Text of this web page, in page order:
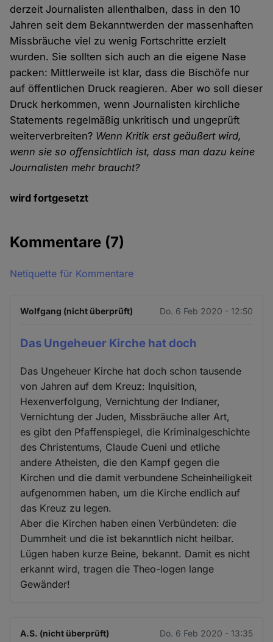
derzeit Journalisten allenthalben, dass in den 10
Jahren seit dem Bekanntwerden der massenhaften
Missbräuche viel zu wenig Fortschritte erzielt
wurden. Sie sollten sich auch an die eigene Nase
packen: Mittlerweile ist klar, dass die Bischöfe nur
auf öffentlichen Druck reagieren. Aber wo soll dieser
Druck herkommen, wenn Journalisten kirchliche
Statements regelmäßig unkritisch und ungeprüft
weiterverbreiten? Wenn Kritik erst geäußert wird,
wenn sie so offensichtlich ist, dass man dazu keine
Journalisten mehr braucht?
wird fortgesetzt
Kommentare (7)
Netiquette für Kommentare
Wolfgang (nicht überprüft) Do. 6 Feb 2020 - 12:50
Das Ungeheuer Kirche hat doch
Das Ungeheuer Kirche hat doch schon tausende
von Jahren auf dem Kreuz: Inquisition,
Hexenverfolgung, Vernichtung der Indianer,
Vernichtung der Juden, Missbräuche aller Art,
es gibt den Pfaffenspiegel, die Kriminalgeschichte
des Christentums, Claude Cueni und etliche
andere Atheisten, die den Kampf gegen die
Kirchen und die damit verbundene Scheinheiligkeit
aufgenommen haben, um die Kirche endlich auf
das Kreuz zu legen.
Aber die Kirchen haben einen Verbündeten: die
Dummheit und die ist bekanntlich nicht heilbar.
Lügen haben kurze Beine, bekannt. Damit es nicht
erkannt wird, tragen die Theo-logen lange
Gewänder!
A.S. (nicht überprüft) Do. 6 Feb 2020 - 13:35